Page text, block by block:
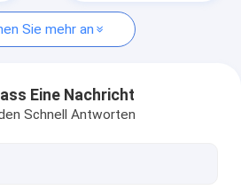
LED
LED
Sie mehr an
Eine Nachricht
Schnell Antworten